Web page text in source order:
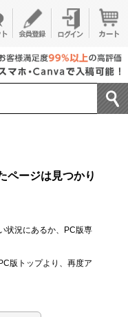
ページは見つかり
状況にあるか、PC版専
版トップより、再度ア